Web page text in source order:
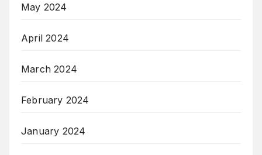
May 2024
April 2024
March 2024
February 2024
January 2024